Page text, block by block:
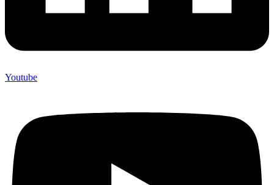
Youtube